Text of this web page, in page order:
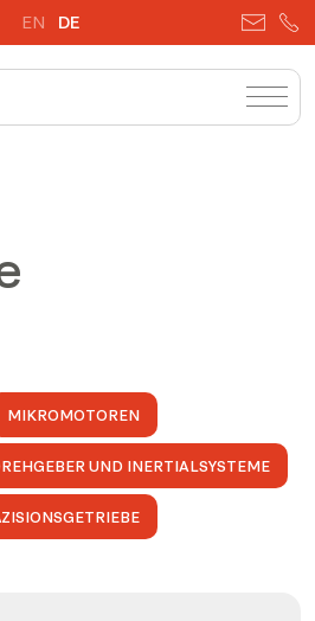
EN DE
MIKROMOTOREN
UND INERTIALSYSTEME